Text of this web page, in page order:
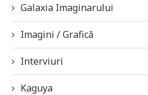
Galaxia Imaginarului
Imagini / Grafică
Interviuri
Kaguya